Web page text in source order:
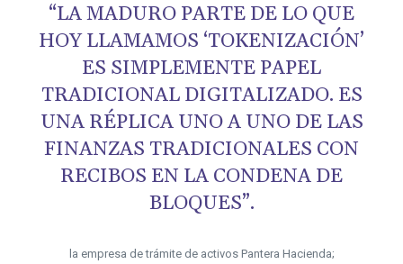
“LA MADURO PARTE DE LO QUE
HOY LLAMAMOS ‘TOKENIZACIÓN’
ES SIMPLEMENTE PAPEL
TRADICIONAL DIGITALIZADO. ES
UNA RÉPLICA UNO A UNO DE LAS
FINANZAS TRADICIONALES CON
RECIBOS EN LA CONDENA DE
BLOQUES”.
la empresa de trámite de activos Pantera Hacienda;